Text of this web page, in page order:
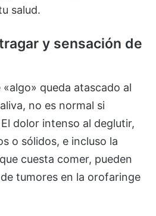
salud.
y sensación de
queda atascado al
no es normal si
dolor intenso al deglutir,
o sólidos, e incluso la
cuesta comer, pueden
tumores en la orofaringe